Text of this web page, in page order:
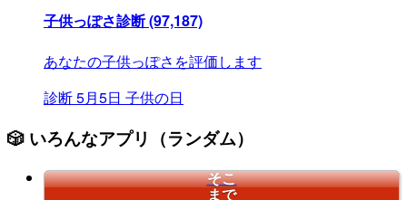
子供っぽさ診断(97,187)
あなたの子供っぽさを評価します
診断5月5日 子供の日
🎲 いろんなアプリ（ランダム）
そこ
まで